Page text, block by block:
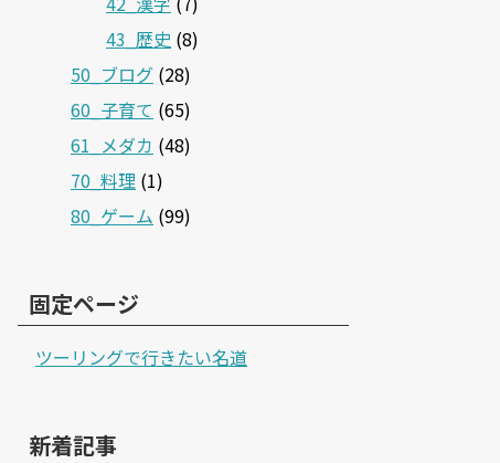
43_歴史 (8)
50_ブログ (28)
60_子育て (65)
61_メダカ (48)
70_料理 (1)
80_ゲーム (99)
固定ページ
ツーリングで行きたい名道
新着記事